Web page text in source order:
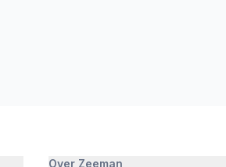
Over Zeeman